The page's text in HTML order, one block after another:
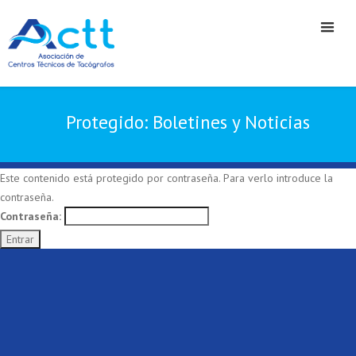
Protegido: Boletines y Noticias
Este contenido está protegido por contraseña. Para verlo introduce la
contraseña.
Contraseña: